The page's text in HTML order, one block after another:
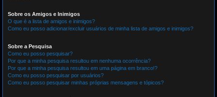
Sobre os Amigos e Inimigos
O que é a lista de amigos e inimigos?
Como eu posso adicionar/excluir usuários de minha lista de amigos e inimigos?
Sobre a Pesquisa
Como eu posso pesquisar?
Por que a minha pesquisa resultou em nenhuma ocorrência?
Por que a minha pesquisa resultou em uma página em branco!?
Como eu posso pesquisar por usuários?
Como eu posso pesquisar minhas próprias mensagens e tópicos?